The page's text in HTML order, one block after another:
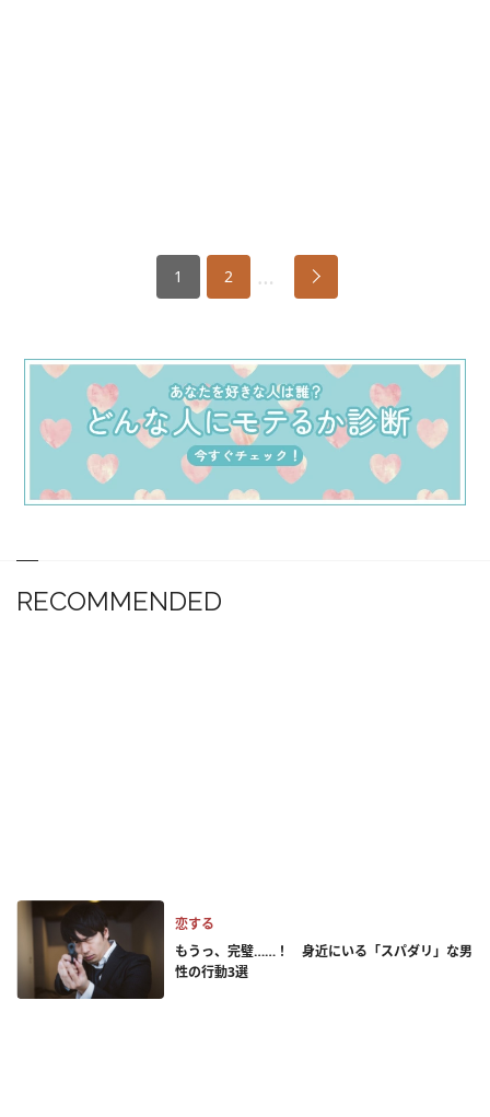
1 2 …
RECOMMENDED
恋する
もうっ、完璧……！ 身近にいる「スパダリ」な男
性の行動3選